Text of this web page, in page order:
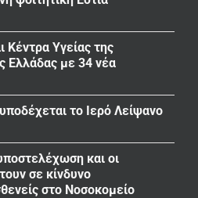
Κέντρα Υγείας της
Ελλάδας με 34 νέα
το Ιερό Λείψανο
και οι
σε κίνδυνο
στο Νοσοκομείο